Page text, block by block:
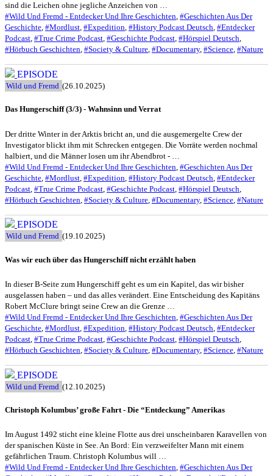
sind die Leichen ohne jegliche Anzeichen von …
#Wild Und Fremd - Entdecker Und Ihre Geschichten, #Geschichten Aus Der
Geschichte, #Mordlust, #Expedition, #History Podcast Deutsch, #Entdecker
Podcast, #True Crime Podcast, #Geschichte Podcast, #Hörspiel Deutsch,
#Hörbuch Geschichten, #Society & Culture, #Documentary, #Science, #Nature
EPISODE
Wild und Fremd (26.10.2025)
Das Hungerschiff (3/3) - Wahnsinn und Verrat
Der dritte Winter in der Arktis bricht an, und die ausgemergelte Crew der
Investigator blickt ihm mit Schrecken entgegen. Die Vorräte werden nochmal
halbiert, und die Männer losen um ihr Abendbrot - …
#Wild Und Fremd - Entdecker Und Ihre Geschichten #Geschichten Aus Der
Geschichte #Mordlust #Expedition #History Podcast Deutsch #Entdecker
Podcast #True Crime Podcast #Geschichte Podcast #Hörspiel Deutsch
#Hörbuch Geschichten #Society & Culture #Documentary, #Science #Nature
EPISODE
Wild und Fremd (19.10.2025)
Was wir euch über das Hungerschiff nicht erzählt haben
In dieser B-Seite zum Hungerschiff geht es um ein Kapitel, das wir bisher
ausgelassen haben – und das alles verändert. Eine Entscheidung des Kapitäns
Robert McClure bringt seine Crew an die Grenze …
#Wild Und Fremd - Entdecker Und Ihre Geschichten #Geschichten Aus Der
Geschichte #Mordlust #Expedition #History Podcast Deutsch #Entdecker
Podcast #True Crime Podcast #Geschichte Podcast #Hörspiel Deutsch
#Hörbuch Geschichten #Society & Culture #Documentary, #Science #Nature
EPISODE
Wild und Fremd (12.10.2025)
Christoph Kolumbus’ große Fahrt - Die “Entdeckung” Amerikas
Im August 1492 sticht eine kleine Flotte aus drei unscheinbaren Karavellen von
der spanischen Küste in See. An Bord: Ein verzweifelter Mann mit einem
gefährlichen Traum. Christoph Kolumbus will …
#Wild Und Fremd - Entdecker Und Ihre Geschichten #Geschichten Aus Der